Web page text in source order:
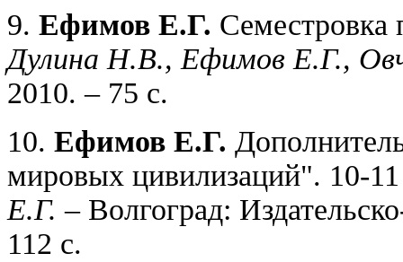
9. Ефимов Е.Г. Семестровка
Дулина Н.В., Ефимов Е.Г.,
2010. – 75 с.
10. Ефимов Е.Г.
мировых цивилизаций". 10-
Е.Г. – Волгоград:
112 с.